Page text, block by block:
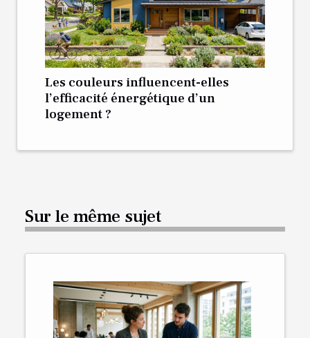
Les couleurs influencent-elles
l’efficacité énergétique d’un
logement ?
Sur le même sujet